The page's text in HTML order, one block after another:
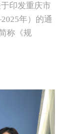
印发重庆市
年）的通
称《规